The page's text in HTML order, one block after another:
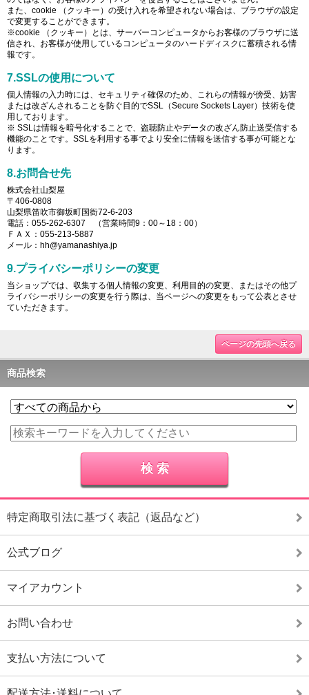
また、cookie （クッキー）の受け入れを希望されない場合は、ブラウザの設定
で変更することができます。
※cookie （クッキー）とは、サーバーコンピュータからお客様のブラウザに送
信され、お客様が使用しているコンピュータのハードディスクに蓄積される情
報です。
7.SSLの使用について
個人情報の入力時には、セキュリティ確保のため、これらの情報が傍受、妨害
または改ざんされることを防ぐ目的でSSL（Secure Sockets Layer）技術を使
用しております。
※ SSLは情報を暗号化することで、盗聴防止やデータの改ざん防止送受信する
機能のことです。SSLを利用する事でより安全に情報を送信する事が可能とな
ります。
8.お問合せ先
株式会社山梨屋
〒406-0808
山梨県笛吹市御坂町国衙72-6-203
電話：055-262-6307 （営業時間9：00～18：00）
ＦＡＸ：055-213-5887
メール：hh@yamanashiya.jp
9.プライバシーポリシーの変更
当ショップでは、収集する個人情報の変更、利用目的の変更、またはその他プ
ライバシーポリシーの変更を行う際は、当ページへの変更をもって公表とさせ
ていただきます。
ページの先頭へ戻る
商品検索
特定商取引法に基づく表記（返品など）
公式ブログ
マイアカウント
お問い合わせ
支払い方法について